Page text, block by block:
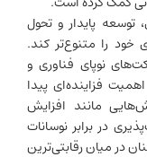
پایدار و تحول
را متنوع‌تر کند.
نوپای فناوری و
فزاینده‌ای پیدا
مانند افزایش
در برابر نوسانات
میان رقابتی‌ترین